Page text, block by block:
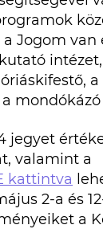
Jogom van
a
mondókázó
jegyet
valamint a
kattintva
2-a és
a